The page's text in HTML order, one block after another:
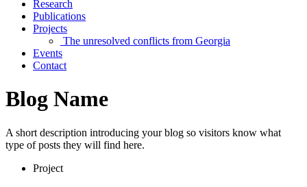
Research
Publications
Projects
The unresolved conflicts from Georgia
Events
Contact
Blog Name
A short description introducing your blog so visitors know what
type of posts they will find here.
Project